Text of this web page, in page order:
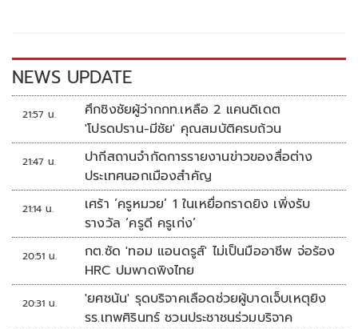
k k
NEWS UPDATE
21:57 น.
ศึกชิงชัยผู้ว่ากกท.เหลือ 2 แคนดิเดต
'โปรดปราน-มีชัย' คุณสมบัติครบถ้วน
21:47 น.
ปากีสถานจำกัดการรายงานข่าวของสื่อต่าง
ประเทศนอกเมืองสำคัญ
21:14 น.
เศร้า ‘ครูหมวย’ 1 ในเหยื่อกราดยิง เพิ่งรับ
รางวัล ‘ครูดี ครูเก่ง’
20:51 น.
กต.ซัด 'ทอม แอนดรูส์' ไม่เป็นมืออาชีพ จ่อร้อง
HRC ปมพาดพิงไทย
20:31 น.
'ยศชนัน' รุดบริจาคเลือดช่วยผู้บาดเจ็บเหตุยิง
รร.เทพศิรินทร์ ชวนประชาชนร่วมบริจาค